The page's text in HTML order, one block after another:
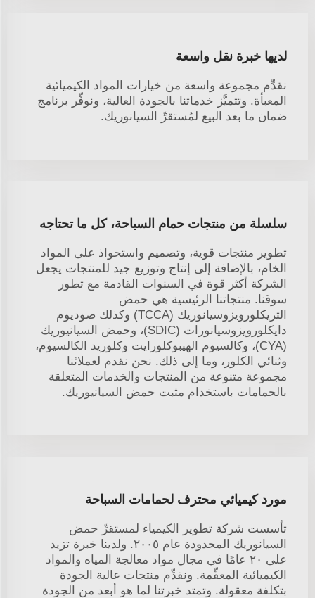
لديها خبرة نقل واسعة
نقدِّم مجموعة واسعة من خيارات المواد الكيميائية
المعبأة. وتتميَّز خدماتنا بالجودة العالية، ونوفِّر برنامج
ضمان ما بعد البيع لمُستقرِّ السيانوريك.
سلسلة من منتجات حمام السباحة، كل ما تحتاجه
تطوير منتجات قوية، وتصميم واستحواذ على المواد
الخام، بالإضافة إلى إنتاج وتوزيع جيد للمنتجات يجعل
الشركة أكثر قوة في السنوات القادمة مع تطور
سوقنا. منتجاتنا الرئيسية هي حمض
التريكلورويزوسيانوريك (TCCA) وكذلك صوديوم
دايكلورويزوسيانورات (SDIC)، وحمض السيانيوريك
(CYA)، وكالسيوم الهيبوكلورايت وكلوريد الكالسيوم،
وثنائي الكلور، وما إلى ذلك. نحن نقدم لعملائنا
مجموعة متنوعة من المنتجات والخدمات المتعلقة
بالحمامات باستخدام مثبت حمض السيانيوريك.
مورد كيميائي محترف لحمامات السباحة
تأسست شركة تطوير الكيمياء لمستقرِّ حمض
السيانوريك المحدودة عام ٢٠٠٥. ولدينا خبرة تزيد
على ٢٠ عامًا في مجال مواد معالجة المياه والمواد
الكيميائية المعقِّمة. ونقدِّم منتجات عالية الجودة
بتكلفة معقولة. وتمتد خبرتنا لما هو أبعد من الجودة